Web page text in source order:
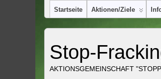
Startseite Aktionen/Ziele
Stop-
AKTIONSGEMEINSCHAFT